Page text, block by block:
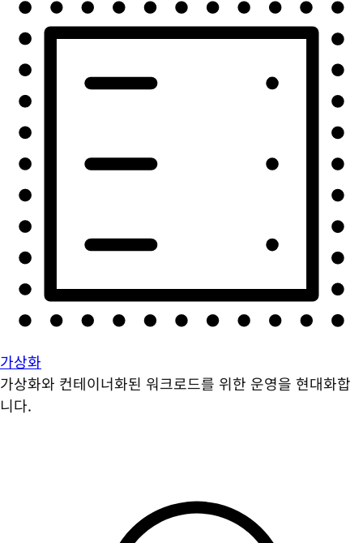
가상화
가상화와 컨테이너화된 워크로드를 위한 운영을 현대화합
니다.